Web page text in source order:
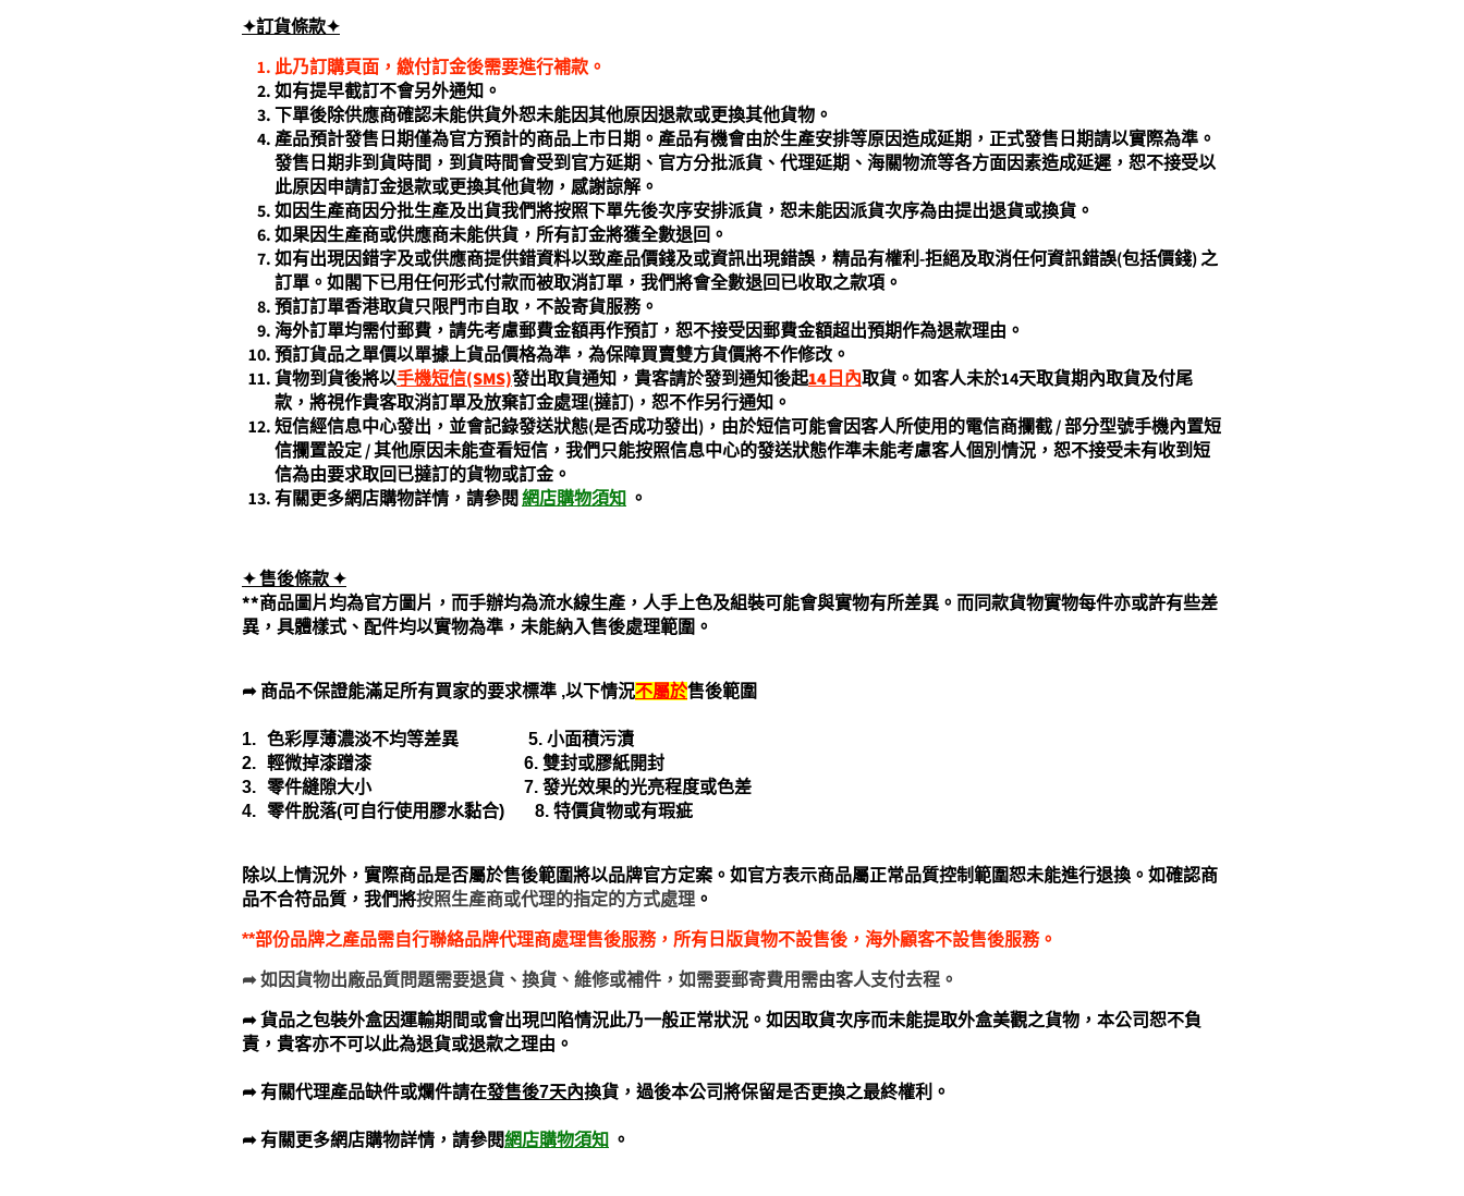
✦訂貨條款✦
此乃訂購頁面，繳付訂金後需要進行補款。
如有提早截訂不會另外通知。
下單後除供應商確認未能供貨外恕未能因其他原因退款或更換其他貨物。
產品預計發售日期僅為官方預計的商品上市日期。產品有機會由於生產安排等原因造成延期，正式發售日期請以實際為準。
發售日期非到貨時間，到貨時間會受到官方延期、官方分批派貨、代理延期、海關物流等各方面因素造成延遲，恕不接受以
此原因申請訂金退款或更換其他貨物，感謝諒解。
如因生產商因分批生產及出貨我們將按照下單先後次序安排派貨，恕未能因派貨次序為由提出退貨或換貨。
如果因生產商或供應商未能供貨，所有訂金將獲全數退回。
如有出現因錯字及或供應商提供錯資料以致產品價錢及或資訊出現錯誤，精品有權利-拒絕及取消任何資訊錯誤(包括價錢) 之
訂單。如閣下已用任何形式付款而被取消訂單，我們將會全數退回已收取之款項。
預訂訂單香港取貨只限門市自取，不設寄貨服務。
海外訂單均需付郵費，請先考慮郵費金額再作預訂，恕不接受因郵費金額超出預期作為退款理由。
預訂貨品之單價以單據上貨品價格為準，為保障買賣雙方貨價將不作修改。
貨物到貨後將以手機短信(SMS)發出取貨通知，貴客請於發到通知後起14日內取貨。如客人未於14天取貨期內取貨及付尾
款，將視作貴客取消訂單及放棄訂金處理(撻訂)，恕不作另行通知。
短信經信息中心發出，並會記錄發送狀態(是否成功發出)，由於短信可能會因客人所使用的電信商攔截 / 部分型號手機內置短
信攔置設定 / 其他原因未能查看短信，我們只能按照信息中心的發送狀態作準未能考慮客人個別情況，恕不接受未有收到短
信為由要求取回已撻訂的貨物或訂金。
有關更多網店購物詳情，請參閱 網店購物須知 。
✦ 售後條款✦
**商品圖片均為官方圖片，而手辦均為流水線生產，人手上色及組裝可能會與實物有所差異。而同款貨物實物每件亦或許有些差
異，具體樣式、配件均以實物為準，未能納入售後處理範圍。
➦ 商品不保證能滿足所有買家的要求標準 ,以下情況不屬於售後範圍
1. 色彩厚薄濃淡不均等差異 5. 小面積污漬
2. 輕微掉漆蹭漆 6. 雙封或膠紙開封
3. 零件縫隙大小 7. 發光效果的光亮程度或色差
4. 零件脫落(可自行使用膠水黏合) 8. 特價貨物或有瑕疵
除以上情況外，實際商品是否屬於售後範圍將以品牌官方定案。如官方表示商品屬正常品質控制範圍恕未能進行退換。如確認商
品不合符品質，我們將按照生產商或代理的指定的方式處理 。
**部份品牌之產品需自行聯絡品牌代理商處理售後服務，所有日版貨物不設售後，海外顧客不設售後服務。
➦如因貨物出廠品質問題需要退貨、換貨、維修或補件，如需要郵寄費用需由客人支付去程。
➦ 貨品之包裝外盒因運輸期間或會出現凹陷情況此乃一般正常狀況。如因取貨次序而未能提取外盒美觀之貨物，本公司恕不負
責，貴客亦不可以此為退貨或退款之理由。
➦ 有關代理產品缺件或爛件請在發售後7天內換貨，過後本公司將保留是否更換之最終權利。
➦ 有關更多網店購物詳情，請參閱網店購物須知 。